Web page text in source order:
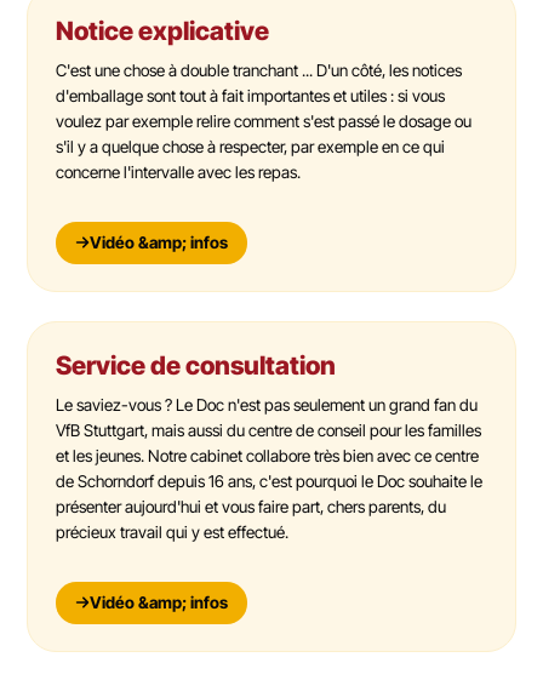
Notice explicative
C'est une chose à double tranchant ... D'un côté, les notices
d'emballage sont tout à fait importantes et utiles : si vous
voulez par exemple relire comment s'est passé le dosage ou
s'il y a quelque chose à respecter, par exemple en ce qui
concerne l'intervalle avec les repas.
Vidéo &amp; infos
Service de consultation
Le saviez-vous ? Le Doc n'est pas seulement un grand fan du
VfB Stuttgart, mais aussi du centre de conseil pour les familles
et les jeunes. Notre cabinet collabore très bien avec ce centre
de Schorndorf depuis 16 ans, c'est pourquoi le Doc souhaite le
présenter aujourd'hui et vous faire part, chers parents, du
précieux travail qui y est effectué.
Vidéo &amp; infos